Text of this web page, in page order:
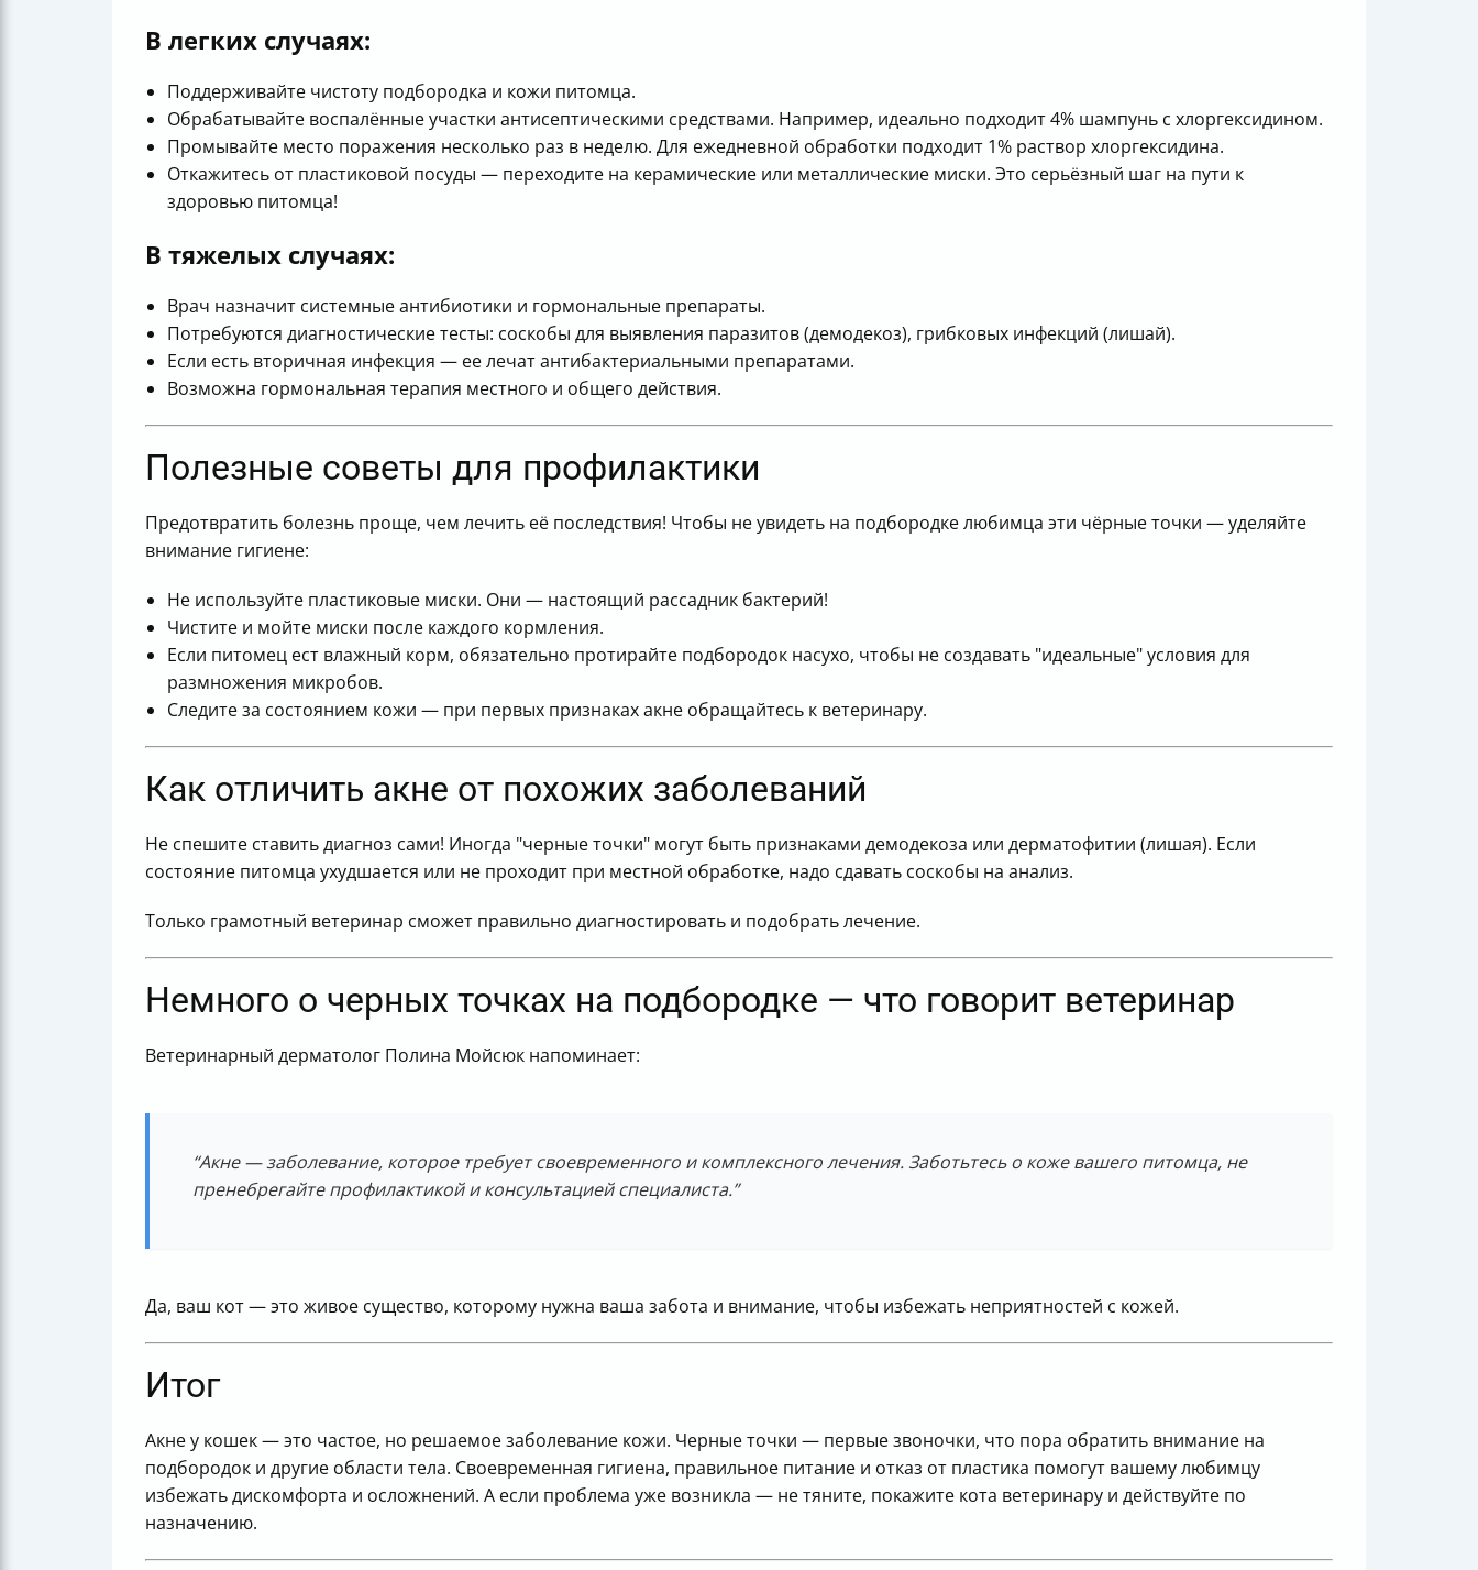
В легких случаях:
Поддерживайте чистоту подбородка и кожи питомца.
Обрабатывайте воспалённые участки антисептическими средствами. Например, идеально подходит 4% шампунь с хлоргексидином.
Промывайте место поражения несколько раз в неделю. Для ежедневной обработки подходит 1% раствор хлоргексидина.
Откажитесь от пластиковой посуды — переходите на керамические или металлические миски. Это серьёзный шаг на пути к
здоровью питомца!
В тяжелых случаях:
Врач назначит системные антибиотики и гормональные препараты.
Потребуются диагностические тесты: соскобы для выявления паразитов (демодекоз), грибковых инфекций (лишай).
Если есть вторичная инфекция — ее лечат антибактериальными препаратами.
Возможна гормональная терапия местного и общего действия.
Полезные советы для профилактики
Предотвратить болезнь проще, чем лечить её последствия! Чтобы не увидеть на подбородке любимца эти чёрные точки — уделяйте
внимание гигиене:
Не используйте пластиковые миски. Они — настоящий рассадник бактерий!
Чистите и мойте миски после каждого кормления.
Если питомец ест влажный корм, обязательно протирайте подбородок насухо, чтобы не создавать "идеальные" условия для
размножения микробов.
Следите за состоянием кожи — при первых признаках акне обращайтесь к ветеринару.
Как отличить акне от похожих заболеваний
Не спешите ставить диагноз сами! Иногда "черные точки" могут быть признаками демодекоза или дерматофитии (лишая). Если
состояние питомца ухудшается или не проходит при местной обработке, надо сдавать соскобы на анализ.
Только грамотный ветеринар сможет правильно диагностировать и подобрать лечение.
Немного о черных точках на подбородке — что говорит ветеринар
Ветеринарный дерматолог Полина Мойсюк напоминает:
“Акне — заболевание, которое требует своевременного и комплексного лечения. Заботьтесь о коже вашего питомца, не
пренебрегайте профилактикой и консультацией специалиста.”
Да, ваш кот — это живое существо, которому нужна ваша забота и внимание, чтобы избежать неприятностей с кожей.
Итог
Акне у кошек — это частое, но решаемое заболевание кожи. Черные точки — первые звоночки, что пора обратить внимание на
подбородок и другие области тела. Своевременная гигиена, правильное питание и отказ от пластика помогут вашему любимцу
избежать дискомфорта и осложнений. А если проблема уже возникла — не тяните, покажите кота ветеринару и действуйте по
назначению.